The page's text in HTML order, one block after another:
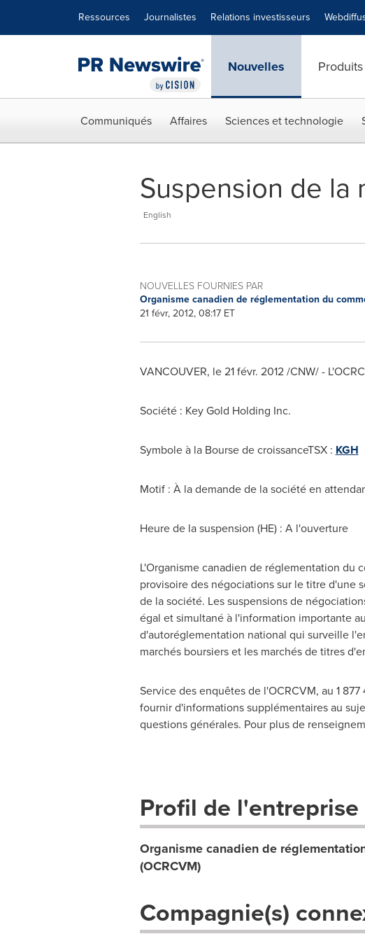
Ressources Journalistes Relations investisseurs
Nouvelles Produits
Communiqués Affaires Sciences et technologie
Suspension de la
English
NOUVELLES FOURNIES PAR
Organisme canadien de réglementation du
21 févr, 2012, 08:17 ET
VANCOUVER, le 21 févr. 2012 /CNW/ -
Société : Key Gold Holding Inc.
Symbole à la Bourse de croissanceTSX : KGH
Motif : À la demande de la société en
Heure de la suspension (HE) : A l'ouverture
L'Organisme canadien de réglementation du
provisoire des négociations sur le titre d'une
de la société. Les suspensions de
égal et simultané à l'information importante
d'autoréglementation national qui surveille
marchés boursiers et les marchés de titres
Service des enquêtes de l'OCRCVM, au 1
fournir d'informations supplémentaires au
questions générales. Pour plus de
Profil de l'entreprise
Organisme canadien de
(OCRCVM)
Compagnie(s)